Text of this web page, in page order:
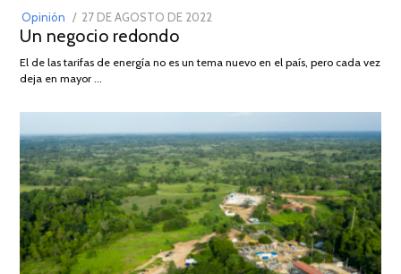
Opinión
POSTED
ON
27 DE AGOSTO DE 2022
DE
Un negocio redondo
El de las tarifas de energía no es un tema nuevo en el país, pero cada vez
deja en mayor …